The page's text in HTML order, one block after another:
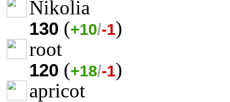
Nikolia
130 (+10/-1)
root
120 (+18/-1)
apricot